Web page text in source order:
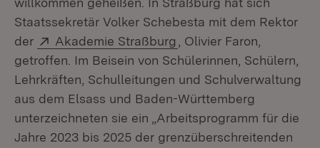
Staatssekretär Volker Schebesta mit dem Rektor
der
Extern:
Akademie Straßburg (Öffnet in neuem
, Olivier Faron,
getroffen. Im Beisein von Schülerinnen, Schülern,
Lehrkräften, Schulleitungen und Schulverwaltung
aus dem Elsass und Baden-Württemberg
unterzeichneten sie ein „Arbeitsprogramm für die
Jahre 2023 bis 2025 der grenzüberschreitenden